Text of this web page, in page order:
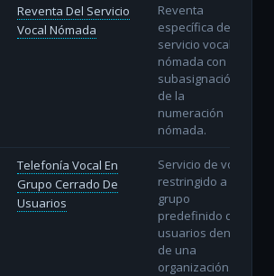
Reventa Del Servicio
Vocal Nómada
Reventa
específica del
servicio vocal
nómada con
subasignación
de la
numeración
nómada.
Telefonía Vocal En
Grupo Cerrado De
Usuarios
Servicio de voz
restringido a un
grupo
predefinido de
usuarios dentro
de una
organización.